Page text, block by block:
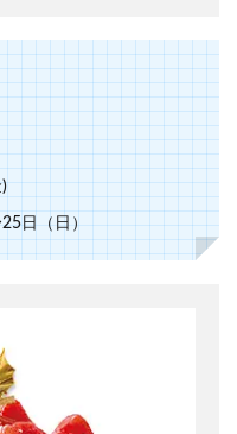
日（日）